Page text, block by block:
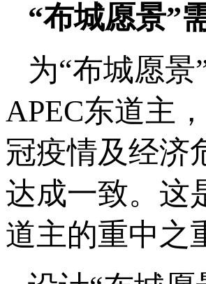
“布城愿景”
为“布城愿
APEC东道主
冠疫情及经济
达成一致。这
道主的重中之